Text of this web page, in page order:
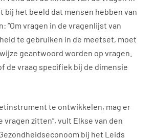
bij het beeld dat mensen hebben van
“Om vragen in de vragenlijst van
te gebruiken in de meetset, moet
geantwoord worden op vragen.
de vraag specifiek bij de dimensie
te ontwikkelen, mag er
vragen zitten”, vult Elkse van den
bij het Leids